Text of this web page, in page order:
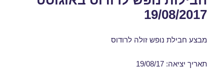
19/08/2017
מבצע חבילת נופש זולה לרודוס
תאריך יציאה: 19/08/17